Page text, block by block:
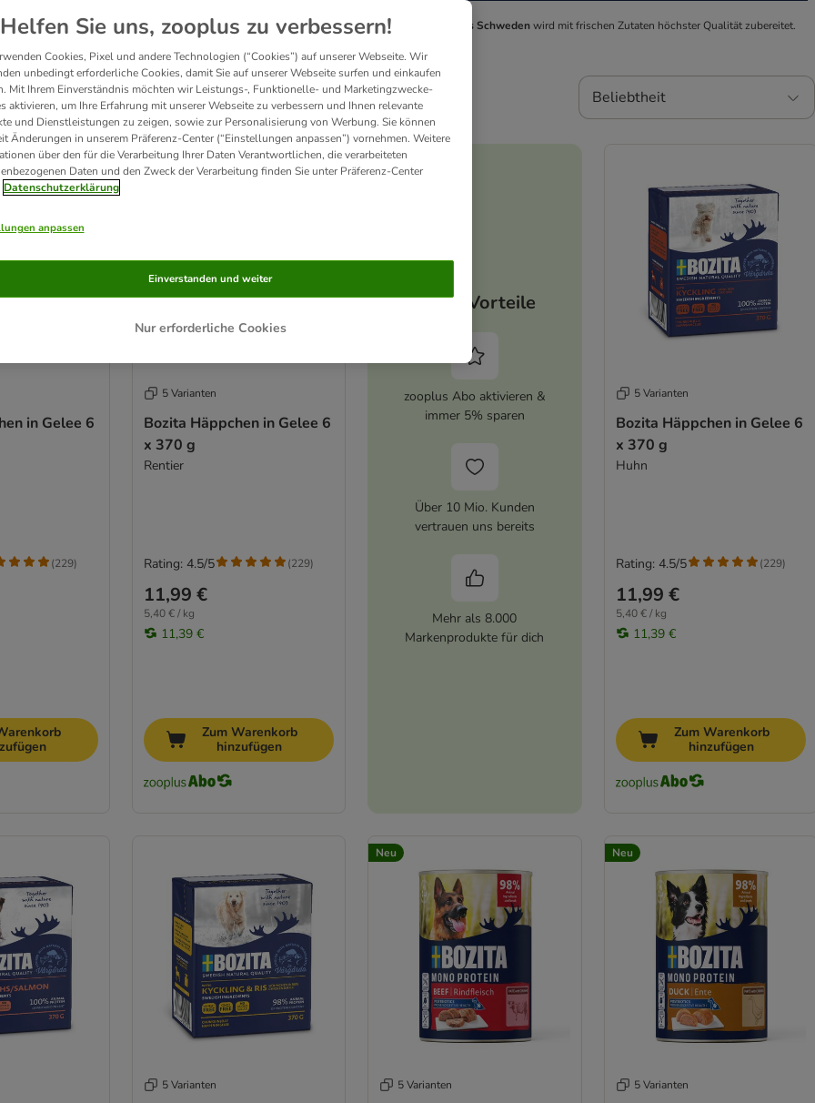
steht für einehochwertige und ausgewogeneErnährung. Das ganzheitliche Nassfutter aus Schwedenwird mit frischen Zutaten höchster Qualität zubereitet.
durch unser Sortiment an
Bozita Trockenfutter
Beliebtheit
been changed
in Gelee 6
(229)
5 Varianten
Bozita Häppchen in Gelee 6
x 370 g
Rentier
11,99 €
5,40 € / kg
11,39 €
Rating: 4.5/5 (229)
Zum Warenkorb
hinzufügen
Deine Vorteile
zooplus Abo aktivieren &
immer 5% sparen
Über 10 Mio. Kunden
vertrauen uns bereits
Mehr als 8.000
Markenprodukte für dich
5 Varianten
Bozita Häppchen in Gelee 6
x 370 g
Huhn
11,99 €
5,40 € / kg
11,39 €
Rating: 4.5/5 (229)
Zum Warenkorb
hinzufügen
5 Varianten
Neu
5 Varianten
Neu
5 Varianten
Helfen Sie uns, zooplus zu verbessern!
Cookies, Pixel und andere Technologien (“Cookies”) auf unserer Webseite. Wir
unbedingt erforderliche Cookies, damit Sie auf unserer Webseite surfen und einkaufen
Mit Ihrem Einverständnis möchten wir Leistungs-, Funktionelle- und Marketingzwecke-
aktivieren, um Ihre Erfahrung mit unserer Webseite zu verbessern und Ihnen relevante
und Dienstleistungen zu zeigen, sowie zur Personalisierung von Werbung. Sie können
Änderungen in unserem Präferenz-Center (“Einstellungen anpassen”) vornehmen. Weitere
über den für die Verarbeitung Ihrer Daten Verantwortlichen, die verarbeiteten
Daten und den Zweck der Verarbeitung finden Sie unter Präferenz-Center
Datenschutzerklärung
anpassen
Nur erforderliche Cookies
Einverstanden und weiter